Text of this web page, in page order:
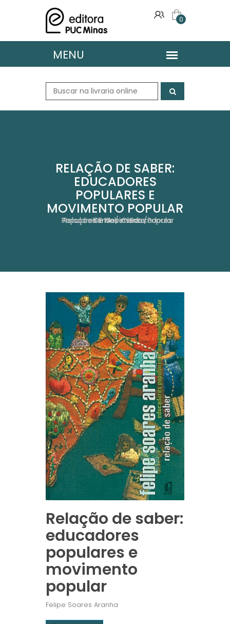
0
RELAÇÃO DE SABER:
EDUCADORES
POPULARES E
MOVIMENTO POPULAR
Home Obras
Relação De Saber: Educadores Populares E Movimento Popular
Relação de saber:
educadores
populares e
movimento
popular
Felipe Soares Aranha